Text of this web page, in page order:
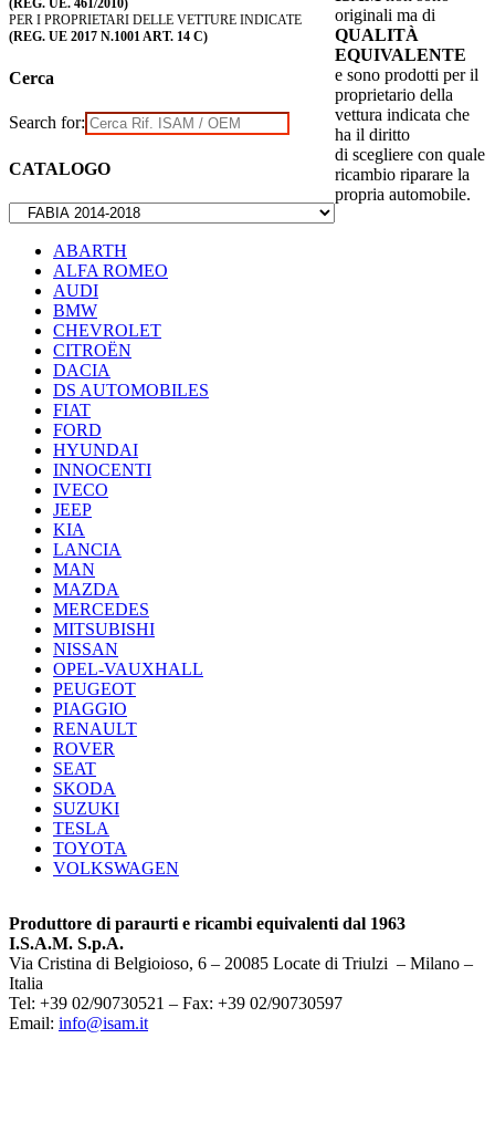
PER I PROPRIETARI DELLE VETTURE INDICATE
(REG. UE 2017 N.1001 ART. 14 C)
Cerca
Search for:
CATALOGO
ABARTH
ALFA ROMEO
AUDI
BMW
CHEVROLET
CITROËN
DACIA
DS AUTOMOBILES
FIAT
FORD
HYUNDAI
INNOCENTI
IVECO
JEEP
KIA
LANCIA
MAN
MAZDA
MERCEDES
MITSUBISHI
NISSAN
OPEL-VAUXHALL
PEUGEOT
PIAGGIO
RENAULT
ROVER
SEAT
SKODA
SUZUKI
TESLA
TOYOTA
VOLKSWAGEN
originali ma di
QUALITÀ
EQUIVALENTE
e sono prodotti per il
proprietario della
vettura indicata che
ha il diritto
di scegliere con quale
ricambio riparare la
propria automobile.
Produttore di paraurti e ricambi equivalenti dal 1963
I.S.A.M. S.p.A.
Via Cristina di Belgioioso, 6 – 20085 Locate di Triulzi – Milano –
Italia
Tel: +39 02/90730521 – Fax: +39 02/90730597
Email: info@isam.it